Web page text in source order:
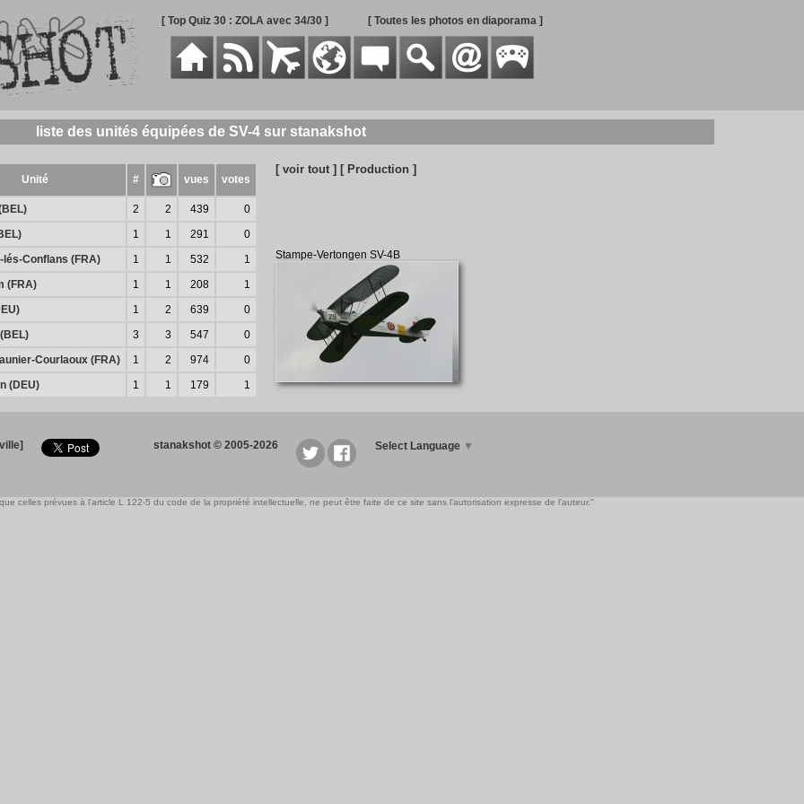
[ Top Quiz 30 : ZOLA avec 34/30 ] [ Toutes les photos en diaporama ]
liste des unités équipées de SV-4 sur stanakshot
Unité # vues votes
2 2 439
0
1 1 291
0
lés-Conflans (FRA)
1 1 532
1
(FRA)
1 1 208
1
1 2 639
0
3 3 547
0
Courlaoux (FRA)
1 2 974
0
(DEU)
1 1 179 1
[ voir tout ] [ Production ]
Stampe-Vertongen SV-4B
stanakshot © 2005-2026 Select Language ▼
celles prévues à l'article L 122-5 du code de la propriété intellectuelle, ne peut être faite de ce site sans l'autorisation expresse de l'auteur."